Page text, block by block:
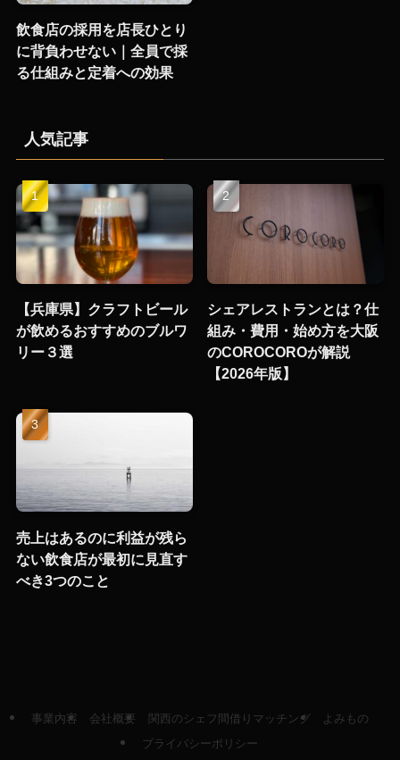
飲食店の採用を店長ひとり
に背負わせない｜全員で採
る仕組みと定着への効果
人気記事
【兵庫県】クラフトビール
が飲めるおすすめのブルワ
リー３選
シェアレストランとは？仕
組み・費用・始め方を大阪
のCOROCOROが解説
【2026年版】
売上はあるのに利益が残ら
ない飲食店が最初に見直す
べき3つのこと
事業内容 会社概要 関西のシェフ間借りマッチング
よみもの
プライバシーポリシー